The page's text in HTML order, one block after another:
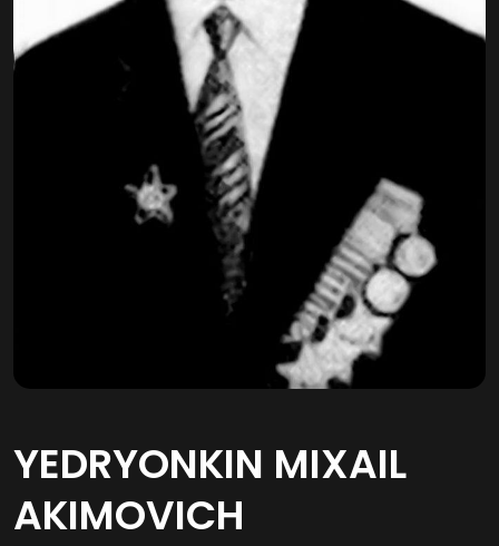
YEDRYONKIN MIXAIL
AKIMOVICH